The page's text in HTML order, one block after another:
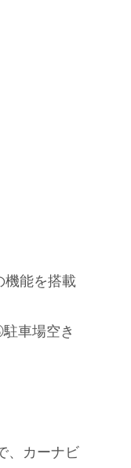
機能を搭載
車場空き
、カーナビ